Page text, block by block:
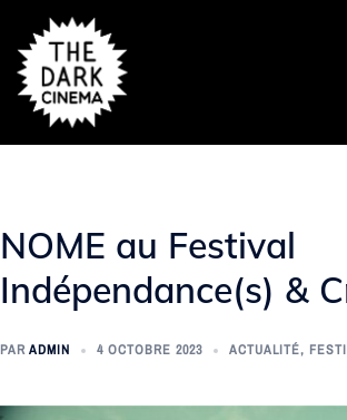
contenu
NOME au Festival
Indépendance(s) &
PARADMIN 4 OCTOBRE 2023 ACTUALITÉ,